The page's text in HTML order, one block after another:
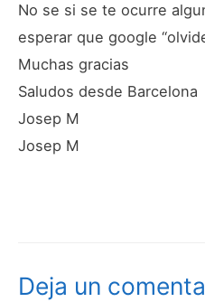
No se si se te ocurre
esperar que google
Muchas gracias
Saludos desde Barcelona
Josep M
Josep M
Deja un